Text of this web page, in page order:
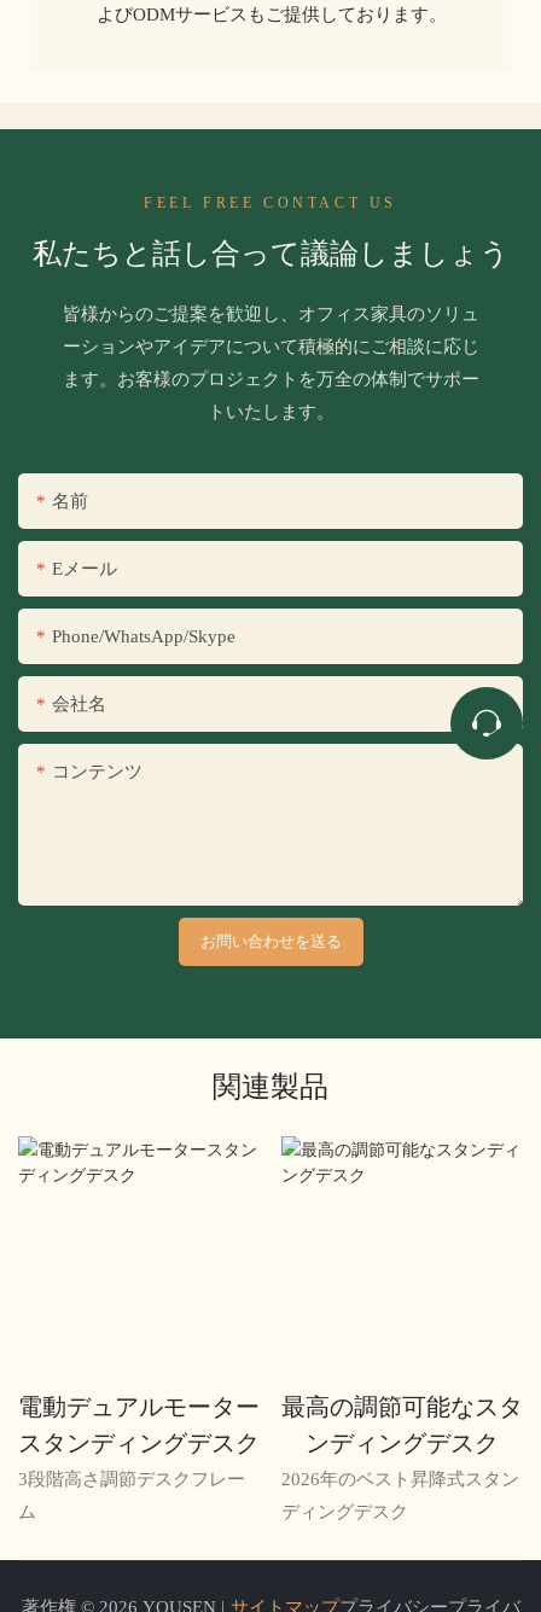
よびODMサービスもご提供しております。
FEEL FREE CONTACT US
私たちと話し合って議論しましょう
皆様からのご提案を歓迎し、オフィス家具のソリュ
ーションやアイデアについて積極的にご相談に応じ
ます。お客様のプロジェクトを万全の体制でサポー
トいたします。
名前
Eメール
Phone/WhatsApp/Skype
会社名
コンテンツ
お問い合わせを送る
関連製品
電動デュアルモーター
スタンディングデスク
3段階高さ調節デスクフレー
ム
最高の調節可能なスタ
ンディングデスク
2026年のベスト昇降式スタン
ディングデスク
著作権 © 2026 YOUSEN | サイトマッププライバシープライバ